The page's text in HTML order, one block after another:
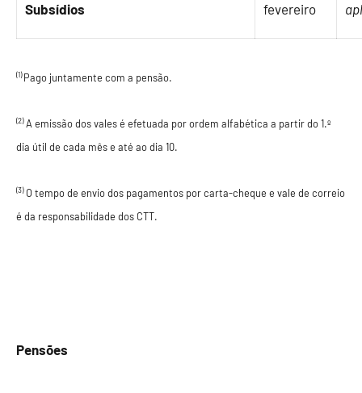
Subsídios
fevereiro
(1)Pago juntamente com a pensão.
(2)A emissão dos vales é efetuada por ordem alfabética a partir do 1.º
dia útil de cada mês e até ao dia 10.
(3)O tempo de envio dos pagamentos por carta-cheque e vale de correio
é da responsabilidade dos CTT.
Pensões